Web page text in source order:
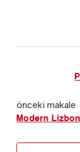
önceki makale
Modern